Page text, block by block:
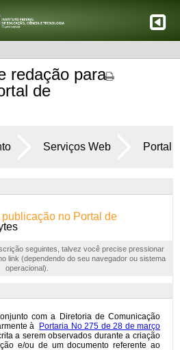
redação para
de
Serviços Web Portal
no Portal de
seguintes, talvez você precise pressionar
link (dependendo do seu navegador ou sistema
operacional).